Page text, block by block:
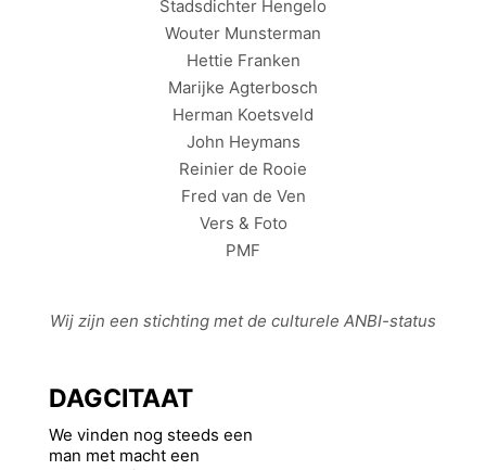
Stadsdichter Hengelo
Wouter Munsterman
Hettie Franken
Marijke Agterbosch
Herman Koetsveld
John Heymans
Reinier de Rooie
Fred van de Ven
Vers & Foto
PMF
Wij zijn een stichting met de culturele ANBI-status
DAGCITAAT
We vinden nog steeds een
man met macht een